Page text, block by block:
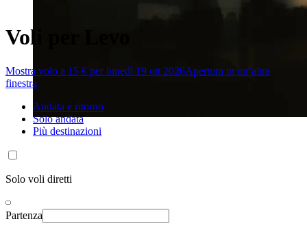
Voli per Levo
Mostra volo a 15 € per lunedì 19 ott 2026Apertura in un’altra
finestra
Andata e ritorno
Solo andata
Più destinazioni
Solo voli diretti
Partenza